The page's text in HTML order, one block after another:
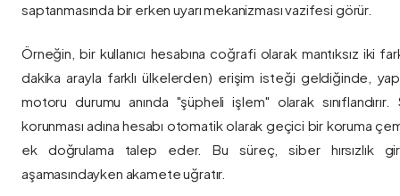
saptanmasında bir erken uyarı mekanizması vazifesi görür.
Örneğin, bir kullanıcı hesabına coğrafi olarak mantıksız iki
dakika arayla farklı ülkelerden) erişim isteği geldiğinde,
motoru durumu anında "şüpheli işlem" olarak sınıflandırır.
korunması adına hesabı otomatik olarak geçici bir koruma
ek doğrulama talep eder. Bu süreç, siber hırsızlık
aşamasındayken akamete uğratır.